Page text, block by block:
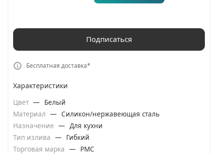
Подписаться
Бесплатная доставка*
Характеристики
Цвет —
Белый
Материал — Силикон/нержавеющая сталь
Назначение — Для кухни
Тип излива —
Гибкий
Торговая марка —
РМС